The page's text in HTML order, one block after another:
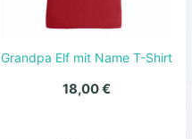
Grandpa Elf mit Name T-Shirt
18,00€